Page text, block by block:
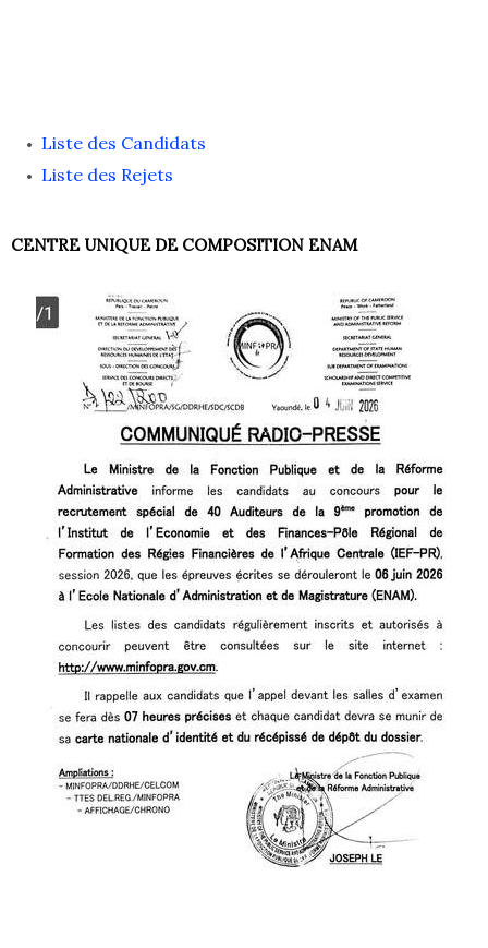
Liste des Candidats
Liste des Rejets
CENTRE UNIQUE DE COMPOSITION ENAM